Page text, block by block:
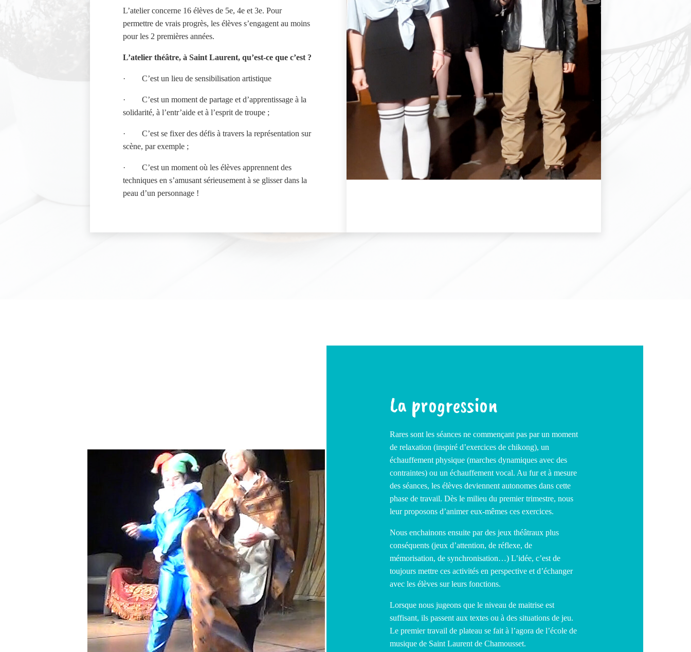
L’atelier concerne 16 élèves de 5e, 4e et 3e. Pour
permettre de vrais progrès, les élèves s’engagent au moins
pour les 2 premières années.
L’atelier théâtre, à Saint Laurent, qu’est-ce que c’est ?
·C’est un lieu de sensibilisation artistique
·C’est un moment de partage et d’apprentissage à la
solidarité, à l’entr’aide et à l’esprit de troupe ;
·C’est se fixer des défis à travers la représentation sur
scène, par exemple ;
·C’est un moment où les élèves apprennent des
techniques en s’amusant sérieusement à se glisser dans la
peau d’un personnage !
La progression
Rares sont les séances ne commençant pas par un moment
de relaxation (inspiré d’exercices de chikong), un
échauffement physique (marches dynamiques avec des
contraintes) ou un échauffement vocal. Au fur et à mesure
des séances, les élèves deviennent autonomes dans cette
phase de travail. Dès le milieu du premier trimestre, nous
leur proposons d’animer eux-mêmes ces exercices.
Nous enchainons ensuite par des jeux théâtraux plus
conséquents (jeux d’attention, de réflexe, de
mémorisation, de synchronisation…) L’idée, c’est de
toujours mettre ces activités en perspective et d’échanger
avec les élèves sur leurs fonctions.
Lorsque nous jugeons que le niveau de maitrise est
suffisant, ils passent aux textes ou à des situations de jeu.
Le premier travail de plateau se fait à l’agora de l’école de
musique de Saint Laurent de Chamousset.